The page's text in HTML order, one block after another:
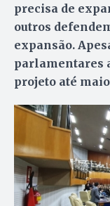
precisa de
outros
expansão.
parlamentares
projeto até maio